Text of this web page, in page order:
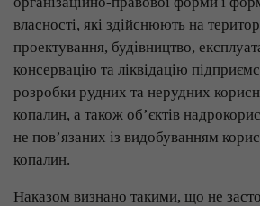
власності, які здійснюють на
проектування, будівництво,
консервацію та ліквідацію
розробки рудних та нерудних
копалин, а також об’єктів
не пов’язаних із видобуванням
копалин.
Наказом визнано такими, що не